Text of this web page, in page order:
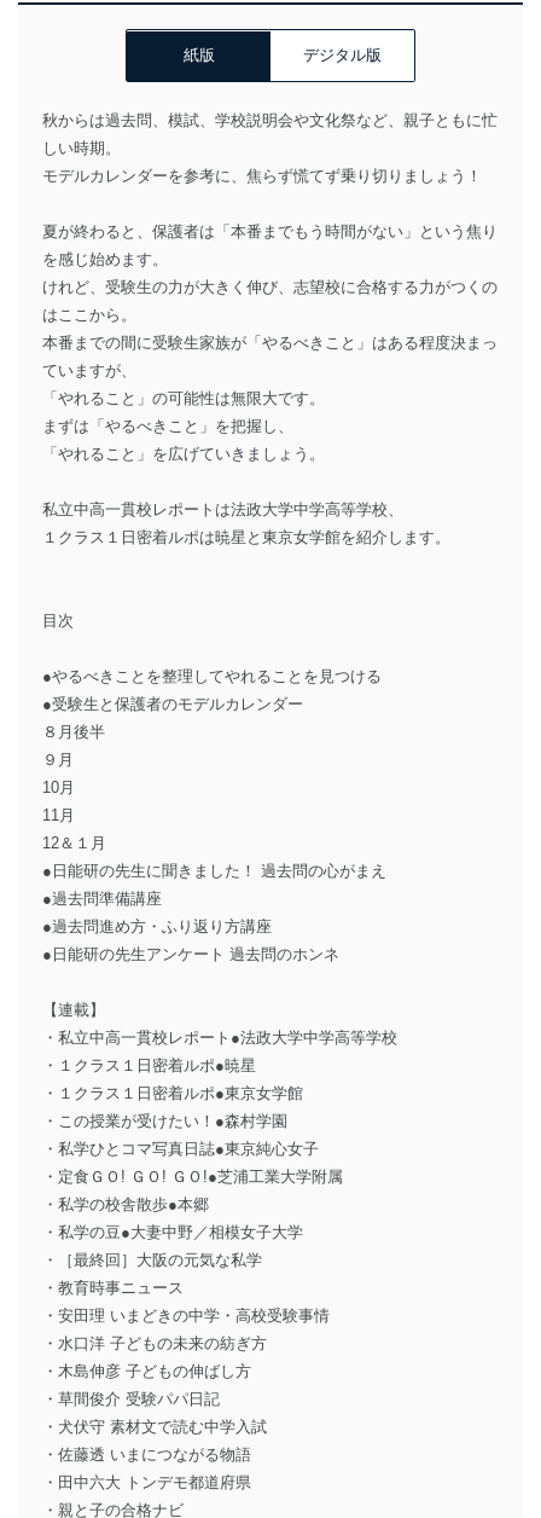
紙版 デジタル版
秋からは過去問、模試、学校説明会や文化祭など、親子ともに忙
しい時期。
モデルカレンダーを参考に、焦らず慌てず乗り切りましょう！
夏が終わると、保護者は「本番までもう時間がない」という焦り
を感じ始めます。
けれど、受験生の力が大きく伸び、志望校に合格する力がつくの
はここから。
本番までの間に受験生家族が「やるべきこと」はある程度決まっ
ていますが、
「やれること」の可能性は無限大です。
まずは「やるべきこと」を把握し、
「やれること」を広げていきましょう。
私立中高一貫校レポートは法政大学中学高等学校、
１クラス１日密着ルポは暁星と東京女学館を紹介します。
目次
●やるべきことを整理してやれることを見つける
●受験生と保護者のモデルカレンダー
８月後半
９月
10月
11月
12＆１月
●日能研の先生に聞きました！ 過去問の心がまえ
●過去問準備講座
●過去問進め方・ふり返り方講座
●日能研の先生アンケート 過去問のホンネ
【連載】
・私立中高一貫校レポート●法政大学中学高等学校
・１クラス１日密着ルポ●暁星
・１クラス１日密着ルポ●東京女学館
・この授業が受けたい！●森村学園
・私学ひとコマ写真日誌●東京純心女子
・定食ＧＯ! ＧＯ! ＧＯ!●芝浦工業大学附属
・私学の校舎散歩●本郷
・私学の豆●大妻中野／相模女子大学
・［最終回］大阪の元気な私学
・教育時事ニュース
・安田理 いまどきの中学・高校受験事情
・水口洋 子どもの未来の紡ぎ方
・木島伸彦 子どもの伸ばし方
・草間俊介 受験パパ日記
・犬伏守 素材文で読む中学入試
・佐藤透 いまにつながる物語
・田中六大 トンデモ都道府県
・親と子の合格ナビ